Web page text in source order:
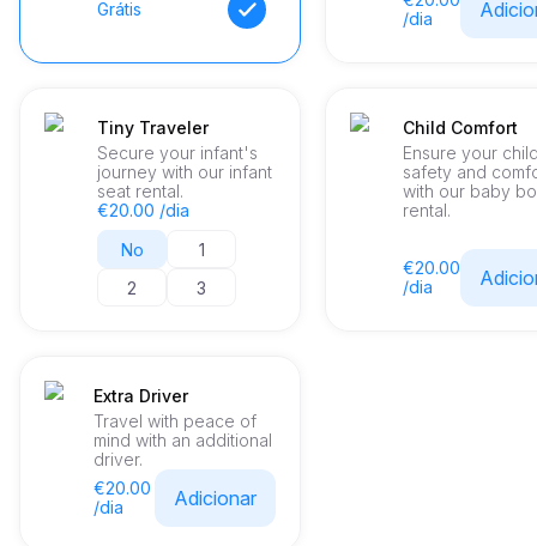
Grátis
/dia
Tiny Traveler
Secure your infant's
journey with our infant
seat rental.
€20.00 /dia
No
1
2
3
Child Comfort
Ensure your
safety and
with our baby
rental.
€20.00
/dia
Extra Driver
Travel with peace of
mind with an additional
driver.
€20.00
/dia
Adicionar